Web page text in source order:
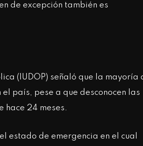
de excepción también es
(IUDOP) señaló que la mayoría
país, pese a que desconocen las
hace 24 meses.
estado de emergencia en el cual